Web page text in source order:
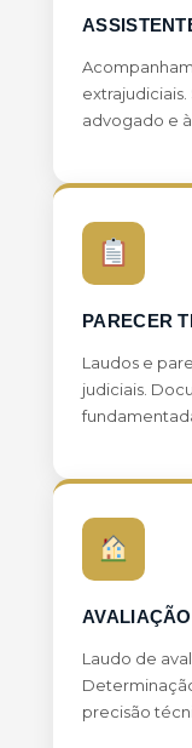
advogado e
PARECER
Laudos e
judiciais.
Laudo de
precisão